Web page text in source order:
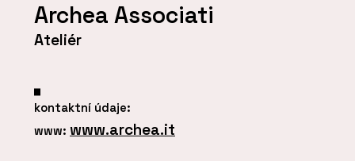
Archea Associati
Ateliér
kontaktní údaje:
www: www.archea.it